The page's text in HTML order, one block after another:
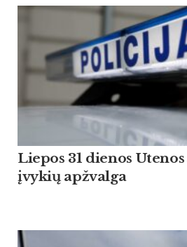
Liepos 31 dienos
įvykių apžvalga